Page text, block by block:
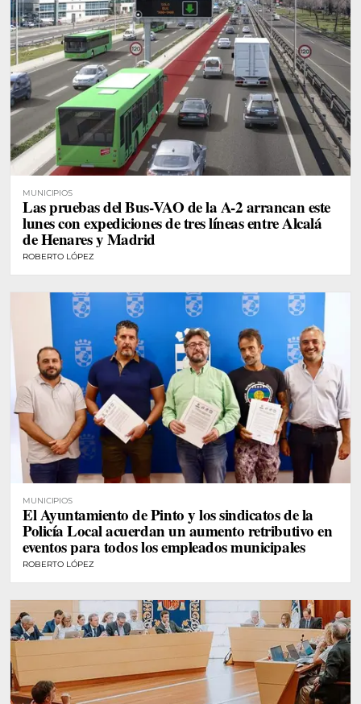
MUNICIPIOS
Las pruebas del Bus-VAO de la A-2 arrancan este
lunes con expediciones de tres líneas entre Alcalá
de Henares y Madrid
ROBERTO LÓPEZ
MUNICIPIOS
El Ayuntamiento de Pinto y los sindicatos de la
Policía Local acuerdan un aumento retributivo en
eventos para todos los empleados municipales
ROBERTO LÓPEZ